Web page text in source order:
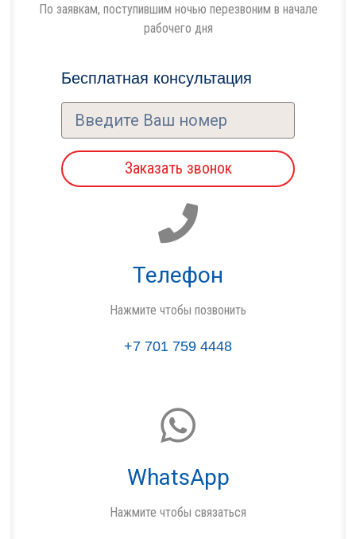
По заявкам, поступившим ночью перезвоним в начале
рабочего дня
Бесплатная консультация
Заказать звонок
Телефон
Нажмите чтобы позвонить
+7 701 759 4448
WhatsApp
Нажмите чтобы связаться